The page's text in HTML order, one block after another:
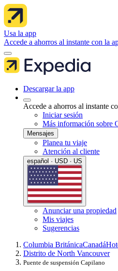
Usa la app
Accede a ahorros al instante con la
Descargar la app
Accede a ahorros al instante
Iniciar sesión
Más información sobre
Mensajes
Planea tu viaje
Atención al cliente
español · USD · US
Anunciar una propiedad
Mis viajes
Sugerencias
Columbia BritánicaCanadá
Distrito de North Vancouver
Puente de suspensión Capilano